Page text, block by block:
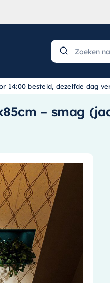
14:00 besteld, dezelfde dag
– smag